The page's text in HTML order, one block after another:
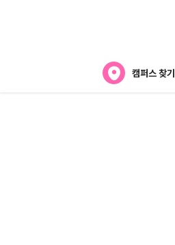
캠퍼스 찾기